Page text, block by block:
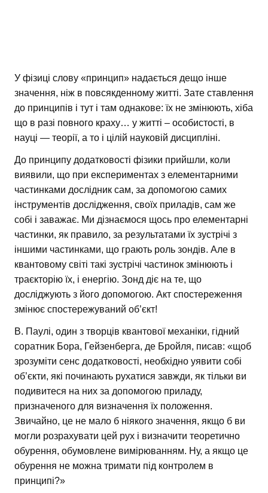
У фізиці слову «принцип» надається дещо інше
значення, ніж в повсякденному житті. Зате ставлення
до принципів і тут і там однакове: їх не змінюють, хіба
що в разі повного краху… у житті – особистості, в
науці — теорії, а то і цілій науковій дисципліні.
До принципу додатковості фізики прийшли, коли
виявили, що при експериментах з елементарними
частинками дослідник сам, за допомогою самих
інструментів дослідження, своїх приладів, сам же
собі і заважає. Ми дізнаємося щось про елементарні
частинки, як правило, за результатами їх зустрічі з
іншими частинками, що грають роль зондів. Але в
квантовому світі такі зустрічі частинок змінюють і
траєкторію їх, і енергію. Зонд діє на те, що
досліджують з його допомогою. Акт спостереження
змінює спостережуваний об’єкт!
В. Паулі, один з творців квантової механіки, гідний
соратник Бора, Гейзенберга, де Бройля, писав: «щоб
зрозуміти сенс додатковості, необхідно уявити собі
об’єкти, які починають рухатися завжди, як тільки ви
подивитеся на них за допомогою приладу,
призначеного для визначення їх положення.
Звичайно, це не мало б ніякого значення, якщо б ви
могли розрахувати цей рух і визначити теоретично
обурення, обумовлене вимірюванням. Ну, а якщо це
обурення не можна тримати під контролем в
принципі?»